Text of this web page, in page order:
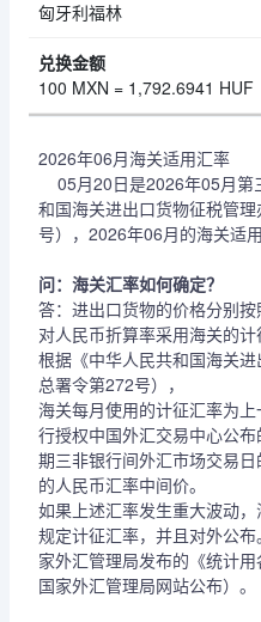
匈牙利福林
100 MXN = 1,792.6941 HUF
2026年06月海关适用汇率
05月20日是2026年05月第
和国海关进出口货物征税管
号），2026年06月的海关适
问：海关汇率如何确定？
答：进出口货物的价格分别
对人民币折算率采用海关的计
根据《中华人民共和国海关
总署令第272号），
海关每月使用的计征汇率为
行授权中国外汇交易中心公
期三非银行间外汇市场交易
的人民币汇率中间价。
如果上述汇率发生重大波动
规定计征汇率，并且对外公
家外汇管理局发布的《统计
国家外汇管理局网站公布）。